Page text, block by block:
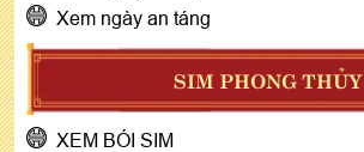
Xem ngày an táng
SIM PHONG THỦY
XEM BÓI SIM